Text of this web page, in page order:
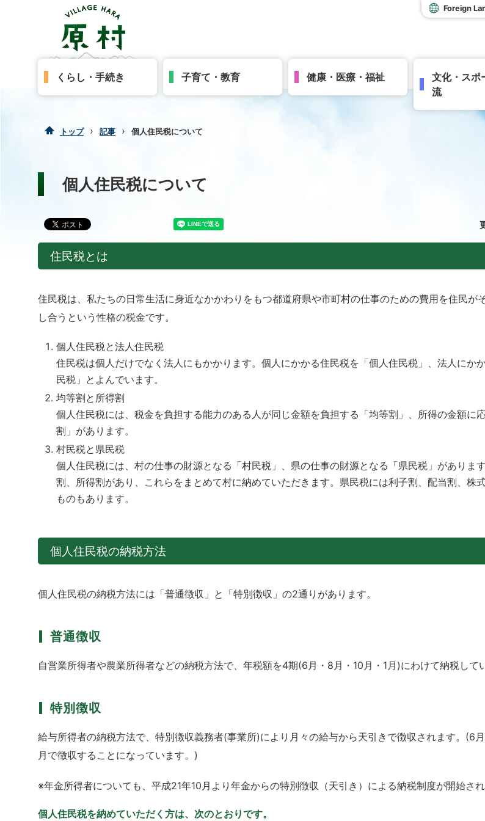
Foreign
くらし・手続き 子育て・教育 健康・医療・福祉
文化・スポ
流
トップ › 記事 › 個人住民税について
個人住民税について
住民税とは
住民税は、私たちの日常生活に身近なかかわりをもつ都道府県や市町村の仕事のための費用を住民が
し合うという性格の税金です。
個人住民税と法人住民税
住民税は個人だけでなく法人にもかかります。個人にかかる住民税を「個人住民税」、法人にか
民税」とよんでいます。
均等割と所得割
個人住民税には、税金を負担する能力のある人が同じ金額を負担する「均等割」、所得の金額に
割」があります。
村民税と県民税
個人住民税には、村の仕事の財源となる「村民税」、県の仕事の財源となる「県民税」がありま
割、所得割があり、これらをまとめて村に納めていただきます。県民税には利子割、配当割、株
ものもあります。
個人住民税の納税方法
個人住民税の納税方法には「普通徴収」と「特別徴収」の2通りがあります。
普通徴収
自営業所得者や農業所得者などの納税方法で、年税額を4期(6月・8月・10月・1月)にわけて納税して
特別徴収
給与所得者の納税方法で、特別徴収義務者(事業所)により月々の給与から天引きで徴収されます。(6
月で徴収することになっています。)
※年金所得者についても、平成21年10月より年金からの特別徴収（天引き）による納税制度が開始され
個人住民税を納めていただく方は、次のとおりです。